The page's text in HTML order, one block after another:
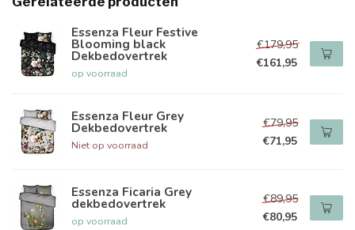
Essenza Fleur Festive
Blooming black
Dekbedovertrek
op voorraad
€179,95
€161,95
Essenza Fleur Grey
Dekbedovertrek
Niet op voorraad
€79,95
€71,95
Essenza Ficaria Grey
dekbedovertrek
op voorraad
€89,95
€80,95